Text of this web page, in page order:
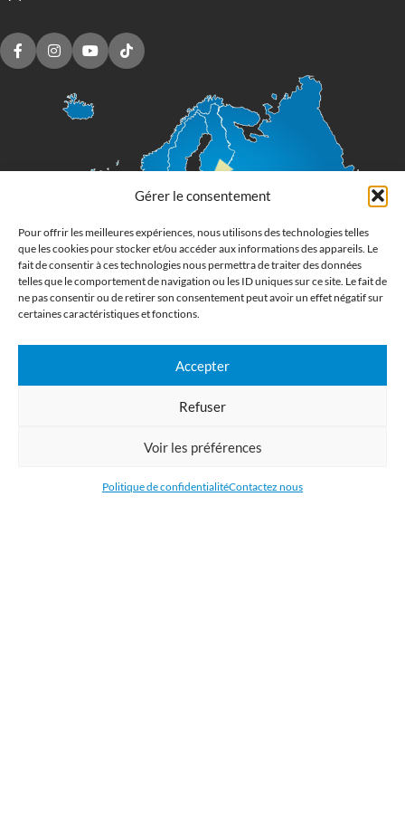
Gérer le consentement
Pour offrir les meilleures expériences, nous utilisons des technologies telles
que les cookies pour stocker et/ou accéder aux informations des appareils. Le
fait de consentir à ces technologies nous permettra de traiter des données
telles que le comportement de navigation ou les ID uniques sur ce site. Le fait de
ne pas consentir ou de retirer son consentement peut avoir un effet négatif sur
certaines caractéristiques et fonctions.
Accepter
Refuser
Voir les préférences
Politique de confidentialitéContactez nous
Imprimerie numérique grand format
entreprise. Nous imprimons : bâche, tissu, film adhésive, drapeau,
Belgique, aux Pays-Bas et au Luxembourg et dans la plupart des pays de